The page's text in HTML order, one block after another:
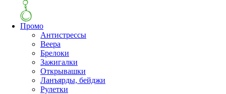
Промо
Антистрессы
Веера
Брелоки
Зажигалки
Открывашки
Ланъярды, бейджи
Рулетки